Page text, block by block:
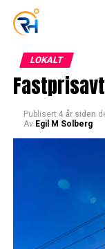
LOKALT
Publisert 4 år siden
Av Egil M Solberg